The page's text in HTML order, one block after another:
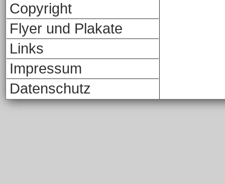
Copyright
Flyer und Plakate
Links
Impressum
Datenschutz